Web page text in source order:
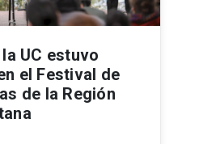
UC estuvo
el Festival de
de la Región